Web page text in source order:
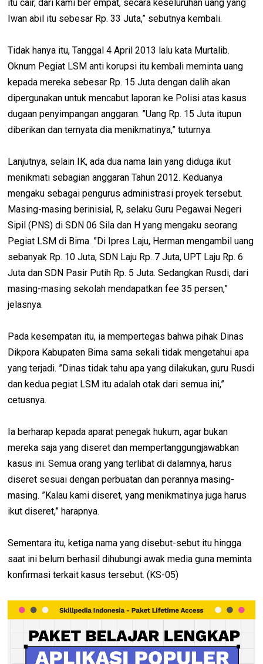
itu cair, dari kami ber empat, secara keseluruhan uang yang
Iwan abil itu sebesar Rp. 33 Juta,” sebutnya kembali.
Tidak hanya itu, Tanggal 4 April 2013 lalu kata Murtalib.
Oknum Pegiat LSM anti korupsi itu kembali meminta uang
kepada mereka sebesar Rp. 15 Juta dengan dalih akan
dipergunakan untuk mencabut laporan ke Polisi atas kasus
dugaan penyimpangan anggaran. ”Uang Rp. 15 Juta itupun
diberikan dan ternyata dia menikmatinya,” tuturnya.
Lanjutnya, selain IK, ada dua nama lain yang diduga ikut
menikmati sebagian anggaran Tahun 2012. Keduanya
mengaku sebagai pengurus administrasi proyek tersebut.
Masing-masing berinisial, R, selaku Guru Pegawai Negeri
Sipil (PNS) di SDN 06 Sila dan H yang mengaku seorang
Pegiat LSM di Bima. ”Di Ipres Laju, Herman mengambil uang
sebanyak Rp. 10 Juta, SDN Laju Rp. 7 Juta, UPT Laju Rp. 6
Juta dan SDN Pasir Putih Rp. 5 Juta. Sedangkan Rusdi, dari
masing-masing sekolah mendapatkan fee 35 persen,”
jelasnya.
Pada kesempatan itu, ia mempertegas bahwa pihak Dinas
Dikpora Kabupaten Bima sama sekali tidak mengetahui apa
yang terjadi. ”Dinas tidak tahu apa yang dilakukan, guru Rusdi
dan kedua pegiat LSM itu adalah otak dari semua ini,”
cetusnya.
Ia berharap kepada aparat penegak hukum, agar bukan
mereka saja yang diseret dan mempertanggungjawabkan
kasus ini. Semua orang yang terlibat di dalamnya, harus
diseret sesuai dengan perbuatan dan perannya masing-
masing. ”Kalau kami diseret, yang menikmatinya juga harus
ikut diseret,” harapnya.
Sementara itu, ketiga nama yang disebut-sebut itu hingga
saat ini belum berhasil dihubungi awak media guna meminta
konfirmasi terkait kasus tersebut. (KS-05)